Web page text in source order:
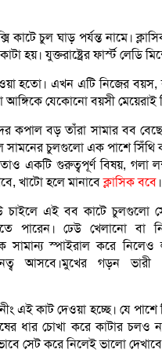
চুল ঘাড় পর্যন্ত নামে।
হয়। যুক্তরাষ্ট্রের ফার্স্ট লেডি
হতো। এখন এটি নিজের বয়স,
আঙ্গিকে যেকোনো বয়সী মেয়েরাই
কপাল বড় তাঁরা সামার বব
সামনের চুলগুলো এক পাশে সিঁথি
একটি গুরুত্বপূর্ণ বিষয়, গলা
খাটো হলে মানাবেক্লাসিক ববে।
চাইলে এই বব কাটে চুলগুলো
পারেন। ঢেউ খেলানো বা
সামান্য স্পাইরাল করে নিলেও
আসবে।মুখের গড়ন ভারী
এই কাট দেওয়া হচ্ছে। যে পাশে
ধার চোখা করে কাটার চলও
সেট করে নিলেই ভালো